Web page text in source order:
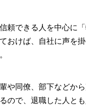
頼できる人を中心に
おけば、自社に声を
や同僚、部下などか
ので、退職した人と